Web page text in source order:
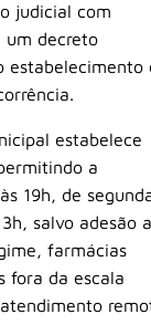
judicial com
um decreto
estabelecimento
estabelece
a
19h, de
salvo adesão
farmácias
fora da escala